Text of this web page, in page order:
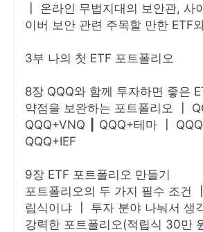
┃ 온라인 무법지대의 보안관,
이버 보안 관련 주목할 만한 ETF
3부 나의 첫 ETF 포트폴리오
8장 QQQ와 함께 투자하면 좋은
약점을 보완하는 포트폴리오 ┃
QQQ+VNQ ┃ QQQ+테마 ┃
QQQ+IEF
9장 ETF 포트폴리오 만들기
포트폴리오의 두 가지 필수 조건
립식이냐 ┃ 투자 분야 나눠서 생
강력한 포트폴리오(적립식 30만